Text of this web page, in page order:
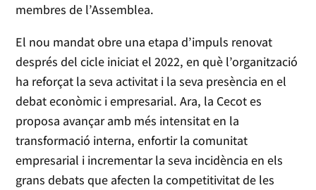
membres de l’Assemblea.
El nou mandat obre una etapa d’impuls renovat
després del cicle iniciat el 2022, en què l’organització
ha reforçat la seva activitat i la seva presència en el
debat econòmic i empresarial. Ara, la Cecot es
proposa avançar amb més intensitat en la
transformació interna, enfortir la comunitat
empresarial i incrementar la seva incidència en els
grans debats que afecten la competitivitat de les